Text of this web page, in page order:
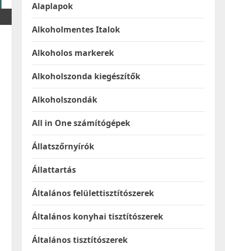
Alaplapok
Alkoholmentes Italok
Alkoholos markerek
Alkoholszonda kiegészítők
Alkoholszondák
All in One számítógépek
Állatszőrnyírók
Állattartás
Általános felülettisztítószerek
Általános konyhai tisztítószerek
Általános tisztítószerek